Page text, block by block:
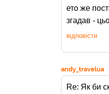
ето же
згадав -
відповісти
andy_travelua
Re: Як би